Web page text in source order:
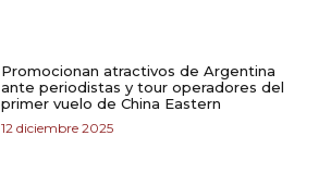
Promocionan atractivos de Argentina
ante periodistas y tour operadores del
primer vuelo de China Eastern
12 diciembre 2025